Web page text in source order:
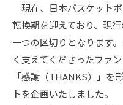
現在、日本バスケット
転換期を迎えており、現
一つの区切りとなります
く支えてくださったファ
「感謝（THANKS）」を
トを企画いたしました。